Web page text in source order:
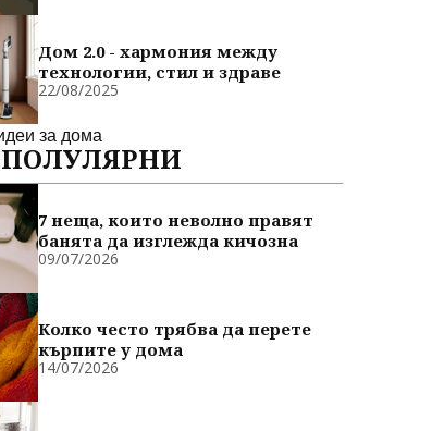
Дом 2.0 - хармония между
технологии, стил и здраве
22/08/2025
за дома
7 неща, които неволно правят
банята да изглежда кичозна
09/07/2026
Колко често трябва да перете
кърпите у дома
14/07/2026